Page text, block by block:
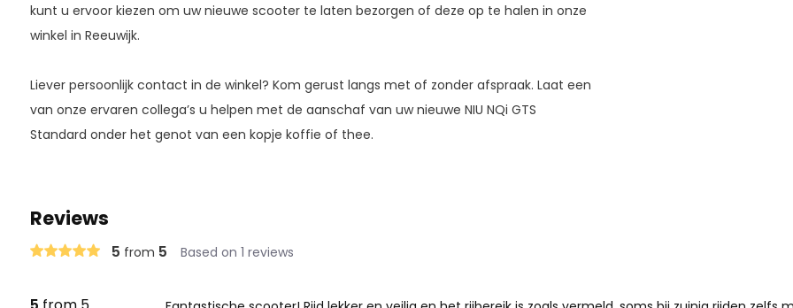
kunt u ervoor kiezen om uw nieuwe scooter te laten bezorgen of deze op te halen in onze
winkel in Reeuwijk.
Liever persoonlijk contact in de winkel? Kom gerust langs met of zonder afspraak. Laat een
van onze ervaren collega’s u helpen met de aanschaf van uw nieuwe NIU NQi GTS
Standard onder het genot van een kopje koffie of thee.
Reviews
5 from 5 Based on 1 reviews